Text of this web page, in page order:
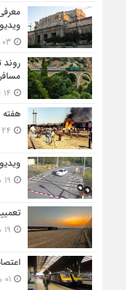
ویدیو